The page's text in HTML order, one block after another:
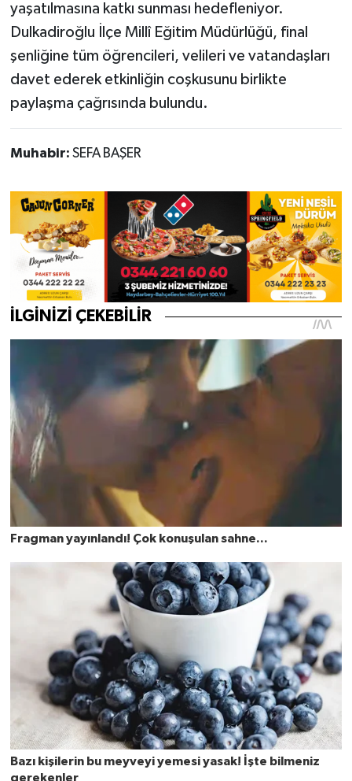
yaşatılmasına katkı sunması hedefleniyor.
Dulkadiroğlu İlçe Millî Eğitim Müdürlüğü, final
şenliğine tüm öğrencileri, velileri ve vatandaşları
davet ederek etkinliğin coşkusunu birlikte
paylaşma çağrısında bulundu.
Muhabir: SEFA BAŞER